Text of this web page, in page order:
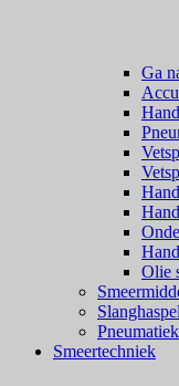
Ga
Olie
Pneumatiek
Smeertechniek